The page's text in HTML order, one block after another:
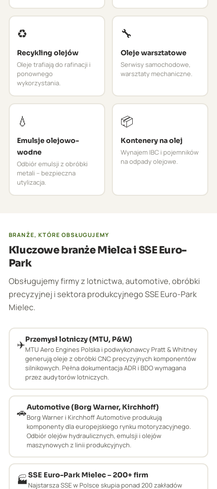
♻️
Recykling olejów
Oleje trafiają do rafinacji i
ponownego
wykorzystania.
🔧
Oleje warsztatowe
Serwisy samochodowe,
warsztaty mechaniczne.
💧
Emulsje olejowo-
wodne
Odbiór emulsji z obróbki
metali – bezpieczna
utylizacja.
📦
Kontenery na olej
Wynajem IBC i pojemników
na odpady olejowe.
BRANŻE, KTÓRE OBSŁUGUJEMY
Kluczowe branże Mielca i SSE Euro-
Park
Obsługujemy firmy z lotnictwa, automotive, obróbki
precyzyjnej i sektora produkcyjnego SSE Euro-Park
Mielec.
✈️Przemysł lotniczy (MTU, P&W)
MTU Aero Engines Polska i podwykonawcy Pratt & Whitney
generują oleje z obróbki CNC precyzyjnych komponentów
silnikowych. Pełna dokumentacja ADR i BDO wymagana
przez audytorów lotniczych.
🚗Automotive (Borg Warner, Kirchhoff)
Borg Warner i Kirchhoff Automotive produkują
komponenty dla europejskiego rynku motoryzacyjnego.
Odbiór olejów hydraulicznych, emulsji i olejów
maszynowych z linii produkcyjnych.
🏭SSE Euro-Park Mielec – 200+ firm
Najstarsza SSE w Polsce skupia ponad 200 zakładów